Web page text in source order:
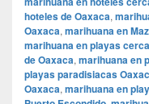
hoteles de Oaxaca,
Oaxaca, marihuana en
marihuana en playas
de Oaxaca, marihuana en
playas paradisiacas
Oaxaca, marihuana en